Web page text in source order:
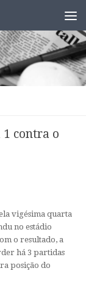
1 contra o
vigésima quarta
no estádio
o resultado, a
há 3 partidas
posição do